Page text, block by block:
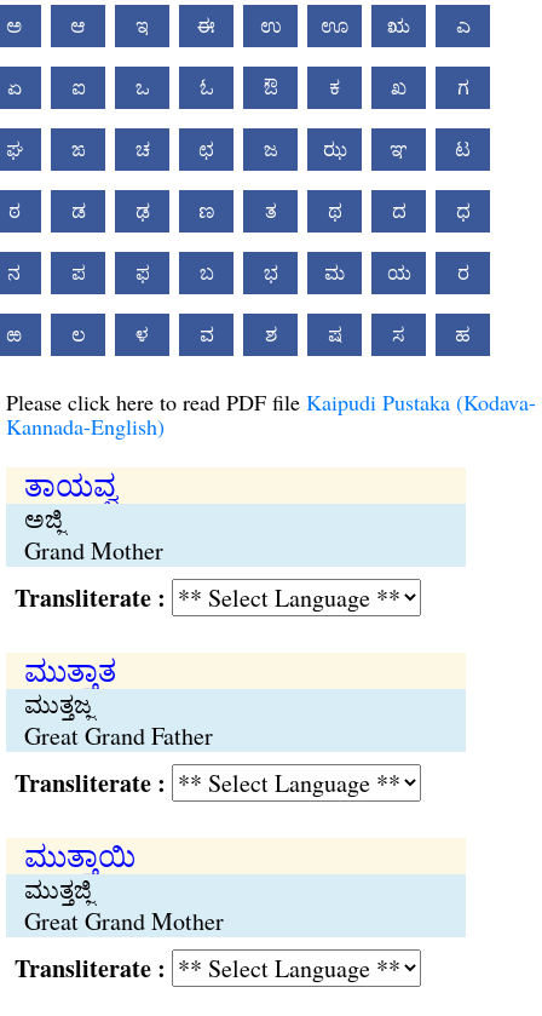
ಅ ಆ ಇ ಈ ಉ ಊ ಋ ಎ
ಏ ಐ ಒ ಓ ಔ ಕ ಖ ಗ
ಘ ಙ ಚ ಛ ಜ ಝ ಞ ಟ
ಠ ಡ ಢ ಣ ತ ಥ ದ ಧ
ನ ಪ ಫ ಬ ಭ ಮ ಯ ರ
ಱ ಲ ಳ ವ ಶ ಷ ಸ ಹ
Please click here to read PDF file Kaipudi Pustaka (Kodava-
Kannada-English)
ತಾಯವ್ವ
ಅಜ್ಜಿ
Grand Mother
:
ಮುತ್ತಾತ
ಮುತ್ತಜ್ಜ
Great Grand Father
:
ಮುತ್ತಾಯಿ
ಮುತ್ತಜ್ಜಿ
Great Grand Mother
: